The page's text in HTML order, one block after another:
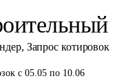
, Запрос котировок
с 05.05 по 10.06